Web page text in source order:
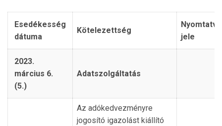
Esedékesség
dátuma
Kötelezettség
jele
2023.
március 6.
(5.)
Adatszolgáltatás
Az adókedvezményre
jogosító igazolást kiállító